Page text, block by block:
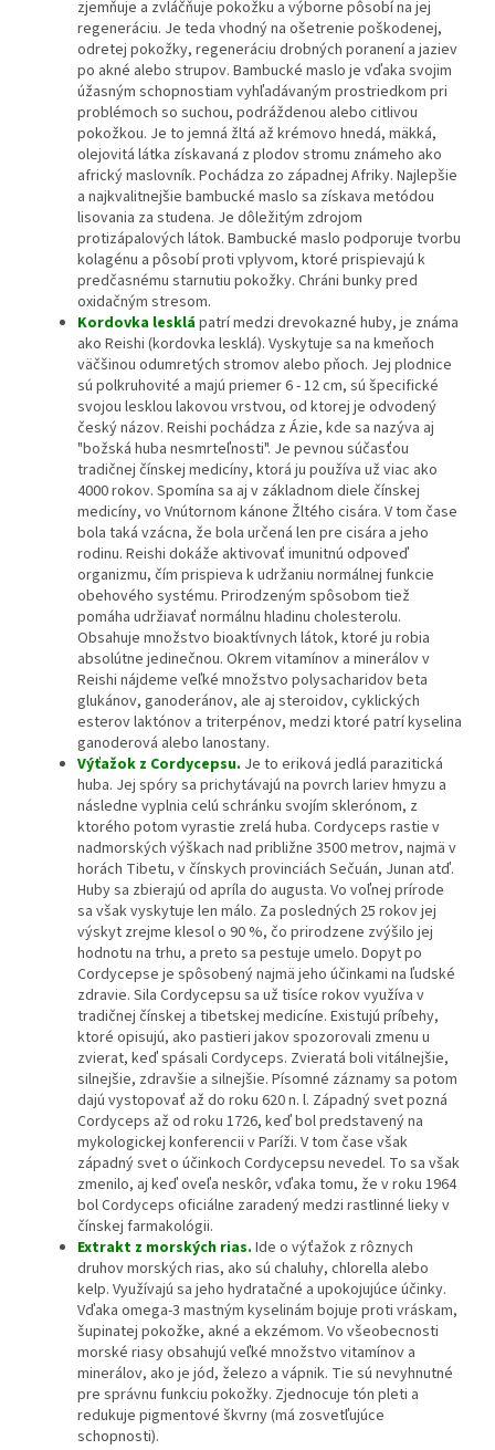
zjemňuje a zvláčňuje pokožku a výborne pôsobí na jej
regeneráciu. Je teda vhodný na ošetrenie poškodenej,
odretej pokožky, regeneráciu drobných poranení a jaziev
po akné alebo strupov. Bambucké maslo je vďaka svojim
úžasným schopnostiam vyhľadávaným prostriedkom pri
problémoch so suchou, podráždenou alebo citlivou
pokožkou. Je to jemná žltá až krémovo hnedá, mäkká,
olejovitá látka získavaná z plodov stromu známeho ako
africký maslovník. Pochádza zo západnej Afriky. Najlepšie
a najkvalitnejšie bambucké maslo sa získava metódou
lisovania za studena. Je dôležitým zdrojom
protizápalových látok. Bambucké maslo podporuje tvorbu
kolagénu a pôsobí proti vplyvom, ktoré prispievajú k
predčasnému starnutiu pokožky. Chráni bunky pred
oxidačným stresom.
Kordovka lesklápatrí medzi drevokazné huby, je známa
ako Reishi (kordovka lesklá). Vyskytuje sa na kmeňoch
väčšinou odumretých stromov alebo pňoch. Jej plodnice
sú polkruhovité a majú priemer 6 - 12 cm, sú špecifické
svojou lesklou lakovou vrstvou, od ktorej je odvodený
český názov. Reishi pochádza z Ázie, kde sa nazýva aj
"božská huba nesmrteľnosti". Je pevnou súčasťou
tradičnej čínskej medicíny, ktorá ju používa už viac ako
4000 rokov. Spomína sa aj v základnom diele čínskej
medicíny, vo Vnútornom kánone Žltého cisára. V tom čase
bola taká vzácna, že bola určená len pre cisára a jeho
rodinu. Reishi dokáže aktivovať imunitnú odpoveď
organizmu, čím prispieva k udržaniu normálnej funkcie
obehového systému. Prirodzeným spôsobom tiež
pomáha udržiavať normálnu hladinu cholesterolu.
Obsahuje množstvo bioaktívnych látok, ktoré ju robia
absolútne jedinečnou. Okrem vitamínov a minerálov v
Reishi nájdeme veľké množstvo polysacharidov beta
glukánov, ganoderánov, ale aj steroidov, cyklických
esterov laktónov a triterpénov, medzi ktoré patrí kyselina
ganoderová alebo lanostany.
Výťažok z Cordycepsu. Je to eriková jedlá parazitická
huba. Jej spóry sa prichytávajú na povrch lariev hmyzu a
následne vyplnia celú schránku svojím sklerónom, z
ktorého potom vyrastie zrelá huba. Cordyceps rastie v
nadmorských výškach nad približne 3500 metrov, najmä v
horách Tibetu, v čínskych provinciách Sečuán, Junan atď.
Huby sa zbierajú od apríla do augusta. Vo voľnej prírode
sa však vyskytuje len málo. Za posledných 25 rokov jej
výskyt zrejme klesol o 90 %, čo prirodzene zvýšilo jej
hodnotu na trhu, a preto sa pestuje umelo. Dopyt po
Cordycepse je spôsobený najmä jeho účinkami na ľudské
zdravie. Sila Cordycepsu sa už tisíce rokov využíva v
tradičnej čínskej a tibetskej medicíne. Existujú príbehy,
ktoré opisujú, ako pastieri jakov spozorovali zmenu u
zvierat, keď spásali Cordyceps. Zvieratá boli vitálnejšie,
silnejšie, zdravšie a silnejšie. Písomné záznamy sa potom
dajú vystopovať až do roku 620 n. l. Západný svet pozná
Cordyceps až od roku 1726, keď bol predstavený na
mykologickej konferencii v Paríži. V tom čase však
západný svet o účinkoch Cordycepsu nevedel. To sa však
zmenilo, aj keď oveľa neskôr, vďaka tomu, že v roku 1964
bol Cordyceps oficiálne zaradený medzi rastlinné lieky v
čínskej farmakológii.
Extrakt z morských rias. Ide o výťažok z rôznych
druhov morských rias, ako sú chaluhy, chlorella alebo
kelp. Využívajú sa jeho hydratačné a upokojujúce účinky.
Vďaka omega-3 mastným kyselinám bojuje proti vráskam,
šupinatej pokožke, akné a ekzémom. Vo všeobecnosti
morské riasy obsahujú veľké množstvo vitamínov a
minerálov, ako je jód, železo a vápnik. Tie sú nevyhnutné
pre správnu funkciu pokožky. Zjednocuje tón pleti a
redukuje pigmentové škvrny (má zosvetľujúce
schopnosti).